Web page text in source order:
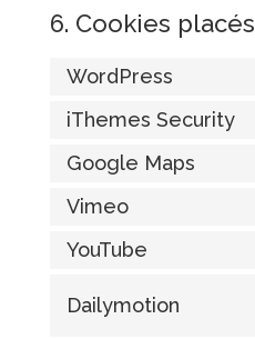
6. Cookies placés
WordPress
iThemes Security
Google Maps
Vimeo
YouTube
Dailymotion